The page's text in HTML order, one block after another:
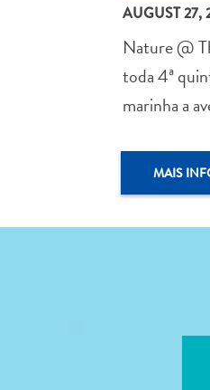
AUGUST 27,
Nature @
toda 4ª
marinha a
MAIS
Você ainda não
Sempre que você